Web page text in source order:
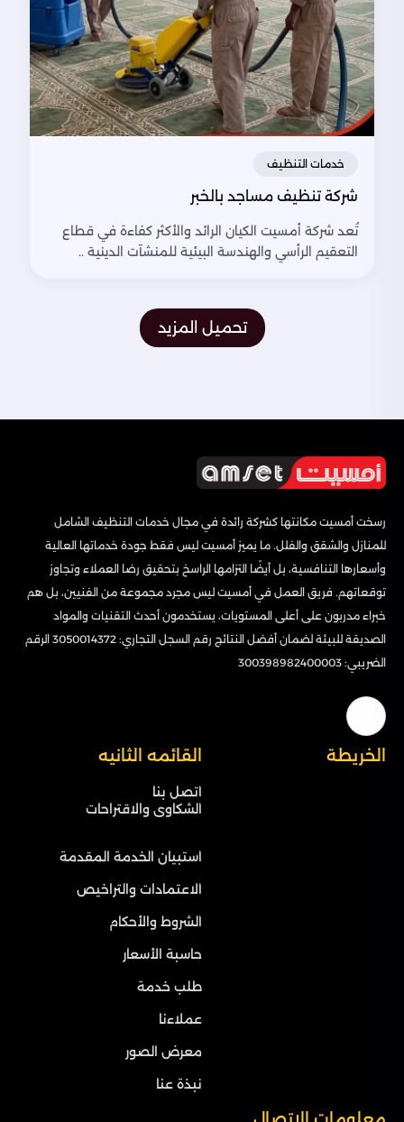
خدمات التنظيف
شركة تنظيف مساجد بالخبر
تُعد شركة أمسيت الكيان الرائد والأكثر كفاءة في قطاع
التعقيم الرأسي والهندسة البيئية للمنشآت الدينية ..
تحميل المزيد
رسخت أمسيت مكانتها كشركة رائدة في مجال خدمات التنظيف الشامل
للمنازل والشقق والفلل. ما يميز أمسيت ليس فقط جودة خدماتها العالية
وأسعارها التنافسية، بل أيضًا التزامها الراسخ بتحقيق رضا العملاء وتجاوز
توقعاتهم. فريق العمل في أمسيت ليس مجرد مجموعة من الفنيين، بل هم
خبراء مدربون على أعلى المستويات، يستخدمون أحدث التقنيات والمواد
الصديقة للبيئة لضمان أفضل النتائج رقم السجل التجاري: 3050014372 الرقم
الضريبي: 300398982400003
الخريطة القائمه الثانيه
اتصل بنا
الشكاوى والاقتراحات
استبيان الخدمة المقدمة
الاعتمادات والتراخيص
الشروط والأحكام
حاسبة الأسعار
طلب خدمة
عملاءنا
معرض الصور
نبذة عنا